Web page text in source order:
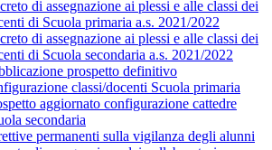
di assegnazione ai plessi e alle classi dei
di Scuola primaria a.s. 2021/2022
di assegnazione ai plessi e alle classi dei
di Scuola secondaria a.s. 2021/2022
prospetto definitivo
classi/docenti Scuola primaria
aggiornato configurazione cattedre
secondaria
permanenti sulla vigilanza degli alunni